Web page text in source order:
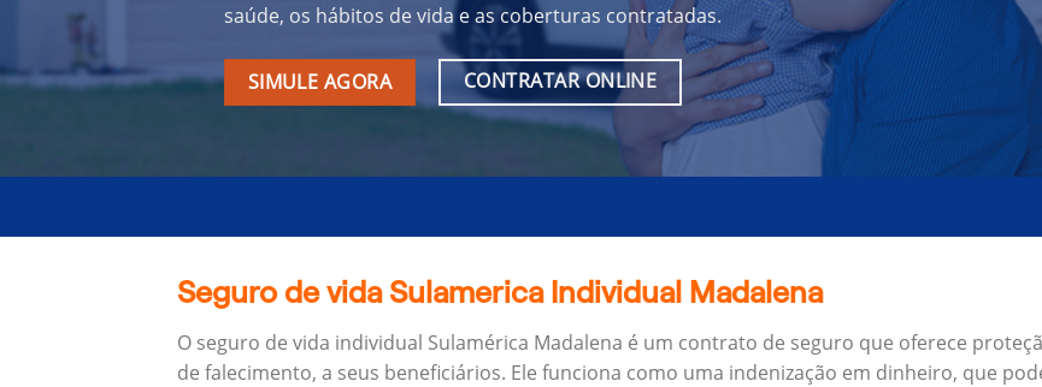
saúde, os hábitos de vida e as coberturas contratadas.
SIMULE AGORA CONTRATAR ONLINE
Seguro de vida Sulamerica Individual Madalena
O seguro de vida individual Sulamérica Madalena é um contrato de seguro que oferece
de falecimento, a seus beneficiários. Ele funciona como uma indenização em dinheiro, que